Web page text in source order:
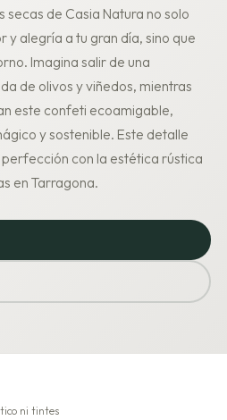
de Casia Natura no solo
y alegría a tu gran día, sino que
Imagina salir de una
de olivos y viñedos, mientras
este confeti ecoamigable,
y sostenible. Este detalle
con la estética rústica
en Tarragona.
ni tintes